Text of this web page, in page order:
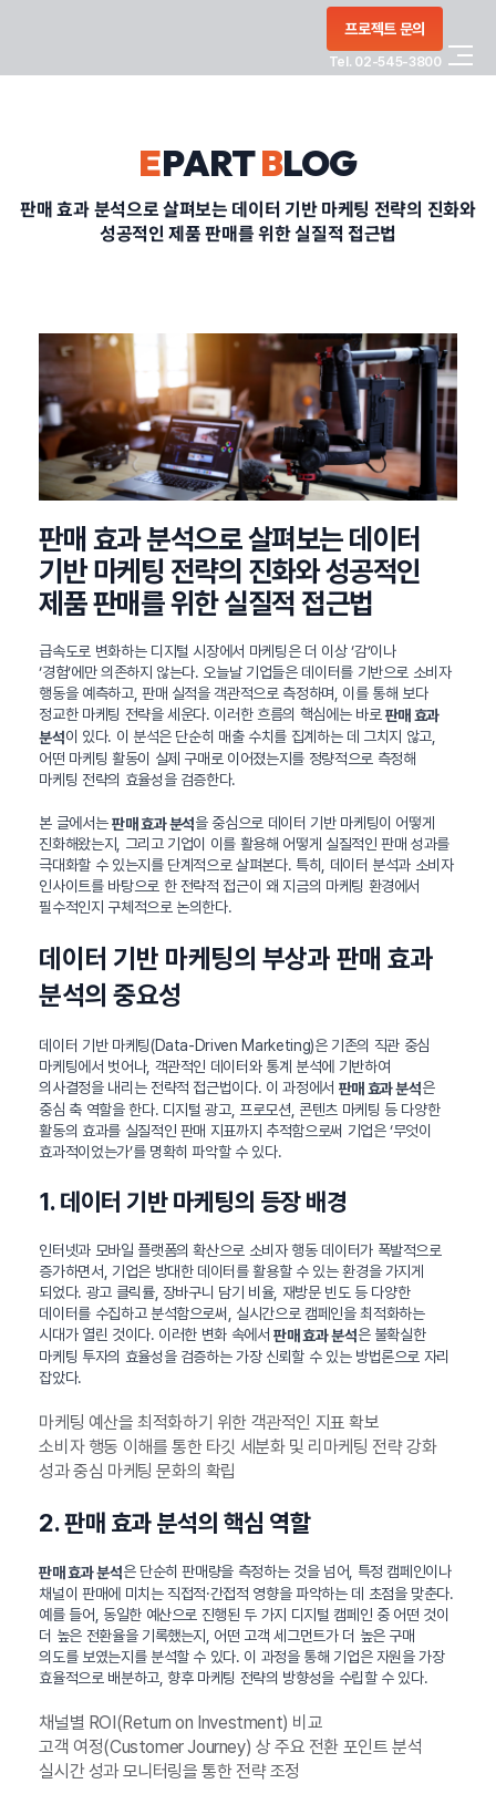
프로젝트 문의
Tel. 02-545-3800
PORTFOLIO
CONTACT
정부지원사업
EPARTBLOG
판매 효과 분석으로 살펴보는 데이터 기반 마케팅 전략의 진화와
성공적인 제품 판매를 위한 실질적 접근법
판매 효과 분석으로 살펴보는 데이터
기반 마케팅 전략의 진화와 성공적인
제품 판매를 위한 실질적 접근법
급속도로 변화하는 디지털 시장에서 마케팅은 더 이상 ‘감’이나
‘경험’에만 의존하지 않는다. 오늘날 기업들은 데이터를 기반으로 소비자
행동을 예측하고, 판매 실적을 객관적으로 측정하며, 이를 통해 보다
정교한 마케팅 전략을 세운다. 이러한 흐름의 핵심에는 바로 판매 효과
분석이 있다. 이 분석은 단순히 매출 수치를 집계하는 데 그치지 않고,
어떤 마케팅 활동이 실제 구매로 이어졌는지를 정량적으로 측정해
마케팅 전략의 효율성을 검증한다.
본 글에서는판매 효과 분석을 중심으로 데이터 기반 마케팅이 어떻게
진화해왔는지, 그리고 기업이 이를 활용해 어떻게 실질적인 판매 성과를
극대화할 수 있는지를 단계적으로 살펴본다. 특히, 데이터 분석과 소비자
인사이트를 바탕으로 한 전략적 접근이 왜 지금의 마케팅 환경에서
필수적인지 구체적으로 논의한다.
데이터 기반 마케팅의 부상과 판매 효과
분석의 중요성
데이터 기반 마케팅(Data-Driven Marketing)은 기존의 직관 중심
마케팅에서 벗어나, 객관적인 데이터와 통계 분석에 기반하여
의사결정을 내리는 전략적 접근법이다. 이 과정에서 판매 효과 분석은
중심 축 역할을 한다. 디지털 광고, 프로모션, 콘텐츠 마케팅 등 다양한
활동의 효과를 실질적인 판매 지표까지 추적함으로써 기업은 ‘무엇이
효과적이었는가’를 명확히 파악할 수 있다.
1. 데이터 기반 마케팅의 등장 배경
인터넷과 모바일 플랫폼의 확산으로 소비자 행동 데이터가 폭발적으로
증가하면서, 기업은 방대한 데이터를 활용할 수 있는 환경을 가지게
되었다. 광고 클릭률, 장바구니 담기 비율, 재방문 빈도 등 다양한
데이터를 수집하고 분석함으로써, 실시간으로 캠페인을 최적화하는
시대가 열린 것이다. 이러한 변화 속에서판매 효과 분석은 불확실한
마케팅 투자의 효율성을 검증하는 가장 신뢰할 수 있는 방법론으로 자리
잡았다.
마케팅 예산을 최적화하기 위한 객관적인 지표 확보
소비자 행동 이해를 통한 타깃 세분화 및 리마케팅 전략 강화
성과 중심 마케팅 문화의 확립
2. 판매 효과 분석의 핵심 역할
판매 효과 분석은 단순히 판매량을 측정하는 것을 넘어, 특정 캠페인이나
채널이 판매에 미치는 직접적·간접적 영향을 파악하는 데 초점을 맞춘다.
예를 들어, 동일한 예산으로 진행된 두 가지 디지털 캠페인 중 어떤 것이
더 높은 전환율을 기록했는지, 어떤 고객 세그먼트가 더 높은 구매
의도를 보였는지를 분석할 수 있다. 이 과정을 통해 기업은 자원을 가장
효율적으로 배분하고, 향후 마케팅 전략의 방향성을 수립할 수 있다.
채널별 ROI(Return on Investment) 비교
고객 여정(Customer Journey) 상 주요 전환 포인트 분석
실시간 성과 모니터링을 통한 전략 조정